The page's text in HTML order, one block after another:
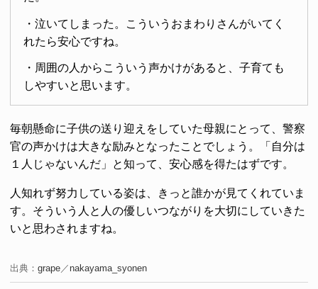
・泣いてしまった。こういうおまわりさんがいてく
れたら安心ですね。
・周囲の人からこういう声かけがあると、子育ても
しやすいと思います。
毎朝懸命に子供の送り迎えをしていた母親にとって、警察
官の声かけは大きな励みとなったことでしょう。「自分は
１人じゃないんだ」と知って、安心感を得たはずです。
人知れず努力している姿は、きっと誰かが見てくれていま
す。そういう人と人の優しいつながりを大切にしていきた
いと思わされますね。
出典： grape ／nakayama_syonen